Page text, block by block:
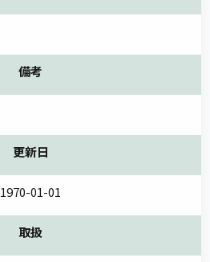
備考
更新日
1970-01-01
取扱